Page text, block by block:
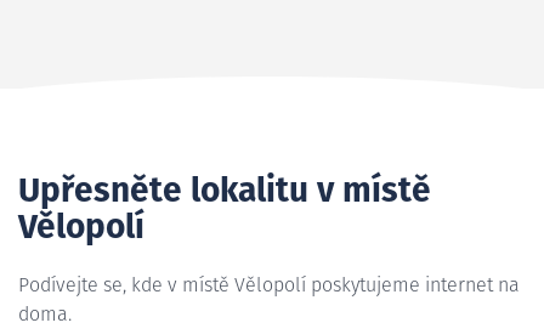
Upřesněte lokalitu v místě
Vělopolí
Podívejte se, kde v místě Vělopolí poskytujeme internet na
doma.